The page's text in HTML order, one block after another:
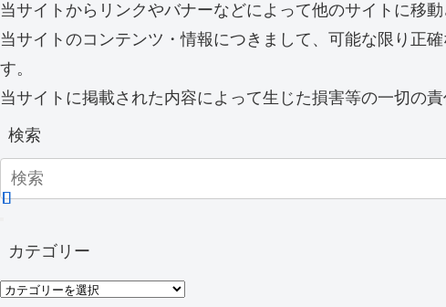
当サイトからリンクやバナーなどによって他のサイトに移
当サイトのコンテンツ・情報につきまして、可能な限り正
す。
当サイトに掲載された内容によって生じた損害等の一切の
検索
カテゴリー
カ